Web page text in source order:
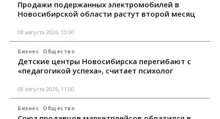
Продажи подержанных электромобилей в
Новосибирской области растут второй месяц
08 августа 2026, 13:00
Бизнес Общество
Детские центры Новосибирска перегибают с
«педагогикой успеха», считает психолог
08 августа 2026, 11:00
Бизнес Общество